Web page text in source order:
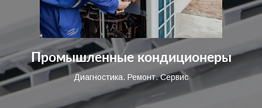
Промышленные кондиционеры
Диагностика. Ремонт. Сервис